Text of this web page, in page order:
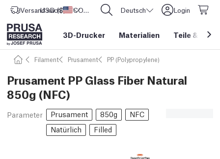
Versand nach Vereinigte Staaten
USD ($) CORE One L: Jetzt auf Lager! Deutsch Login
3D-Drucker Materialien Teile &
Filament Prusament PP (Polypropylene)
Prusament PP Glass Fiber Natural
850g (NFC)
Parameter Prusament 850g
NFC
Natürlich
Filled